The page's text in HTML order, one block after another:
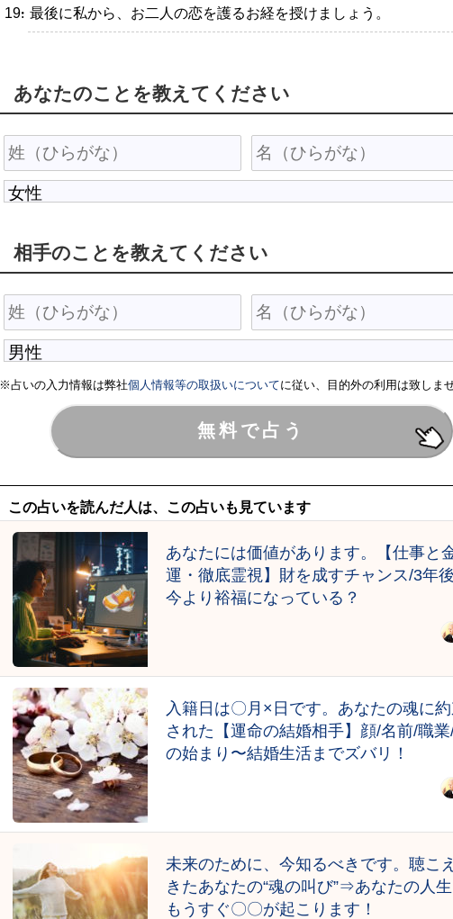
・最後に私から、お二人の恋を護るお経を授けましょう。
あなたのことを教えてください
相手のことを教えてください
※占いの入力情報は弊社個人情報等の取扱いについてに従い、目的外の利用は致しま
この占いを読んだ人は、この占いも見ています
あなたには価値があります。【仕事と
運・徹底霊視】財を成すチャンス/3年
今より裕福になっている？
入籍日は〇月×日です。あなたの魂に
された【運命の結婚相手】顔/名前/職
の始まり〜結婚生活までズバリ！
未来のために、今知るべきです。聴こ
きたあなたの“魂の叫び”⇒あなたの人
もうすぐ〇〇が起こります！